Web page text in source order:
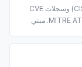
ابحث في الثغرات المستغَلة المعروفة من CISA (KEV) وسجلات CVE
من NVD ودرجات الاستغلال EPSS وتقنيات MITRE ATT&CK. مبني